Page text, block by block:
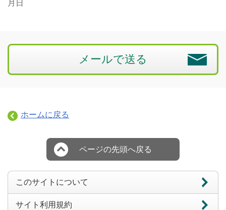
月日
メールで送る
ホームに戻る
ページの先頭へ戻る
このサイトについて
サイト利用規約